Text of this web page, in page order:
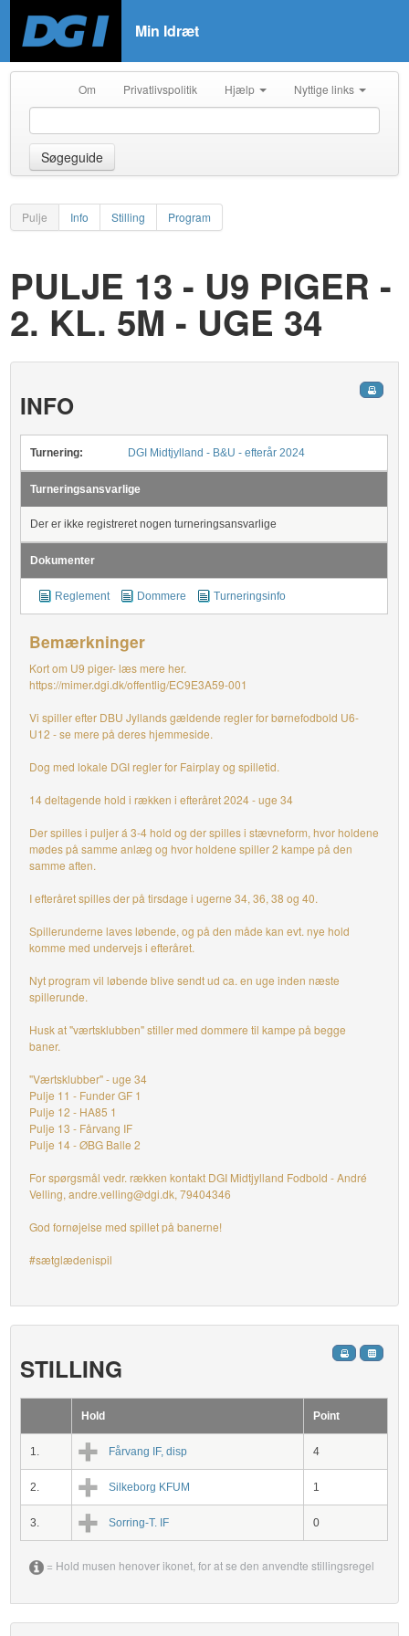
Min Idræt
Om Privatlivspolitik Hjælp Nyttige links
Søgeguide
Pulje Info Stilling Program
PULJE 13 - U9 PIGER -
2. KL. 5M - UGE 34
INFO
Turnering: DGI Midtjylland - B&U - efterår 2024
Turneringsansvarlige
Der er ikke registreret nogen turneringsansvarlige
Dokumenter
Reglement Dommere Turneringsinfo
Bemærkninger
Kort om U9 piger- læs mere her.
https://mimer.dgi.dk/offentlig/EC9E3A59-001
Vi spiller efter DBU Jyllands gældende regler for børnefodbold U6-
U12 - se mere på deres hjemmeside.
Dog med lokale DGI regler for Fairplay og spilletid.
14 deltagende hold i rækken i efteråret 2024 - uge 34
Der spilles i puljer á 3-4 hold og der spilles i stævneform, hvor holdene
mødes på samme anlæg og hvor holdene spiller 2 kampe på den
samme aften.
I efteråret spilles der på tirsdage i ugerne 34, 36, 38 og 40.
Spillerunderne laves løbende, og på den måde kan evt. nye hold
komme med undervejs i efteråret.
Nyt program vil løbende blive sendt ud ca. en uge inden næste
spillerunde.
Husk at "værtsklubben" stiller med dommere til kampe på begge
baner.
"Værtsklubber" - uge 34
Pulje 11 - Funder GF 1
Pulje 12 - HA85 1
Pulje 13 - Fårvang IF
Pulje 14 - ØBG Balle 2
For spørgsmål vedr. rækken kontakt DGI Midtjylland Fodbold - André
Velling, andre.velling@dgi.dk, 79404346
God fornøjelse med spillet på banerne!
#sætglædenispil
STILLING
Hold Point
1. Fårvang IF, disp 4
2. Silkeborg KFUM 1
3. Sorring-T. IF 0
= Hold musen henover ikonet, for at se den anvendte stillingsregel